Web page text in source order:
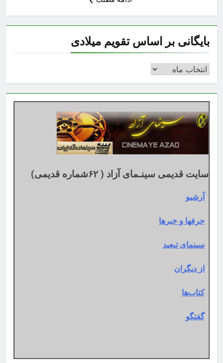
بایگانی بر اساس تقویم میلادی
بایگانی
اساس
تقویم
میلادی
سایت قدیمی سینـمای آزاد ( ۶۲شماره قدیمی)
آرشیو
حرفها و خبرها
سینمای تبعید
از دیگران
کتاب‌ها
گفتگو